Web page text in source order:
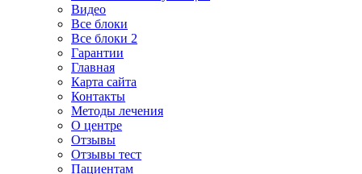
Видео
Все блоки
Все блоки 2
Гарантии
Главная
Карта сайта
Контакты
Методы лечения
О центре
Отзывы
Отзывы тест
Пациентам